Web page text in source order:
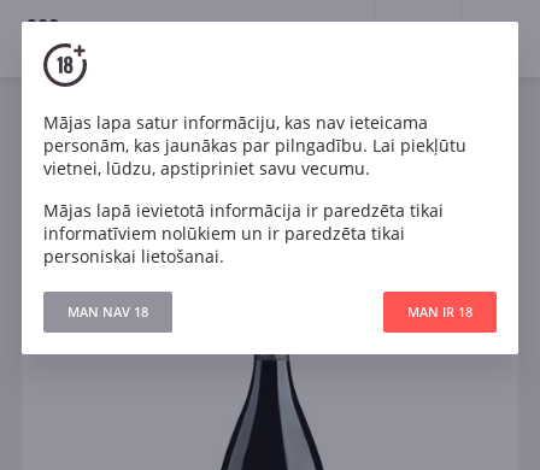
18+
Dzirkstošais Balts Sauss
Itālija
Zonin Prestige 1821 Valdobbiadene Prosecco Superiore
DOCG
Mājas lapa satur informāciju, kas nav ieteicama
personām, kas jaunākas par pilngadību. Lai piekļūtu
vietnei, lūdzu, apstipriniet savu vecumu.
Mājas lapā ievietotā informācija ir paredzēta tikai
informatīviem nolūkiem un ir paredzēta tikai
personiskai lietošanai.
MAN NAV 18 MAN IR 18